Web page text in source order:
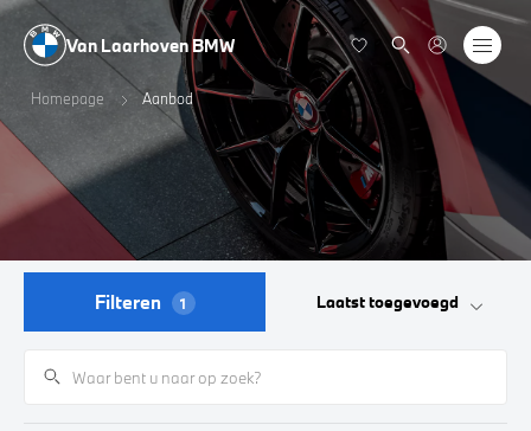
Van Laarhoven BMW
Homepage Aanbod
Filteren 1 Laatst toegevoegd